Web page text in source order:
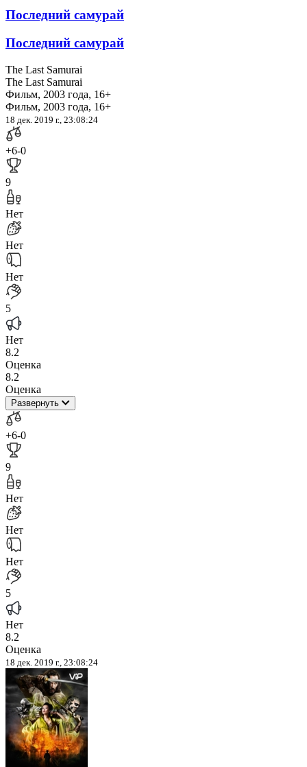
Последний самурай
Последний самурай
The Last Samurai
The Last Samurai
Фильм, 2003 года, 16+
Фильм, 2003 года, 16+
18 дек. 2019 г., 23:08:24
+6-0
9
Нет
Нет
Нет
5
Нет
8.2
Оценка
8.2
Оценка
Развернуть
+6-0
9
Нет
Нет
Нет
5
Нет
8.2
Оценка
18 дек. 2019 г., 23:08:24